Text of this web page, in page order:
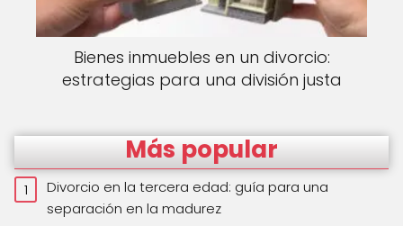
Bienes inmuebles en un divorcio:
estrategias para una división justa
Más popular
Divorcio en la tercera edad: guía para una
separación en la madurez